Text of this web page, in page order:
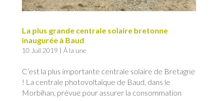
La plus grande centrale solaire bretonne
inaugurée à Baud
10 Juil 2019 | À la une
C’est la plus importante centrale solaire de Bretagne
! La centrale photovoltaïque de Baud, dans le
Morbihan, prévue pour assurer la consommation